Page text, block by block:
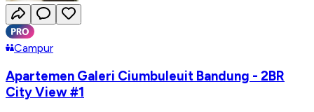
Campur
Apartemen Galeri Ciumbuleuit Bandung - 2BR
City View #1